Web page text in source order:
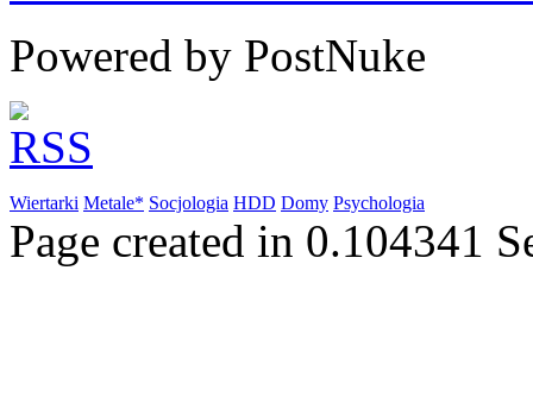
Powered by PostNuke
Wiertarki Metale* Socjologia HDD Domy Psychologia
Page created in 0.104341